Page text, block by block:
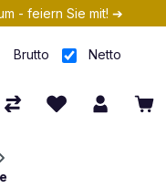
- feiern Sie mit! ➔
Brutto Netto